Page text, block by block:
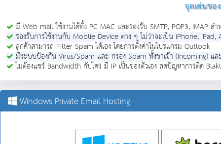
จุดเด่นขอ
มี Web mail ใช้งานได้ทั้ง PC MAC และรองรับ SMTP, POP3, IMAP
รองรับการใช้งานกับ Moblie Device ต่าง ๆ ไม่ว่าจะเป็น iPhone,
ลูกค้าสามารถ Filter Spam ได้เอง โดยการตั้งค่าในโปรแกรม Outlook
มีระบบป้องกัน Virus/Spam และ กรอง Spam ทั้งขาเข้า (Incoming) แ
ไม่ต้องแชร์ Bandwidth กับใคร มี IP เป็นของตัวเอง ลดปัญหาการติด
Windows Private Email Hosting